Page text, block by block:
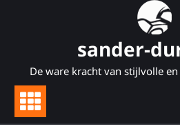
sander-
De ware kracht van stijlvolle